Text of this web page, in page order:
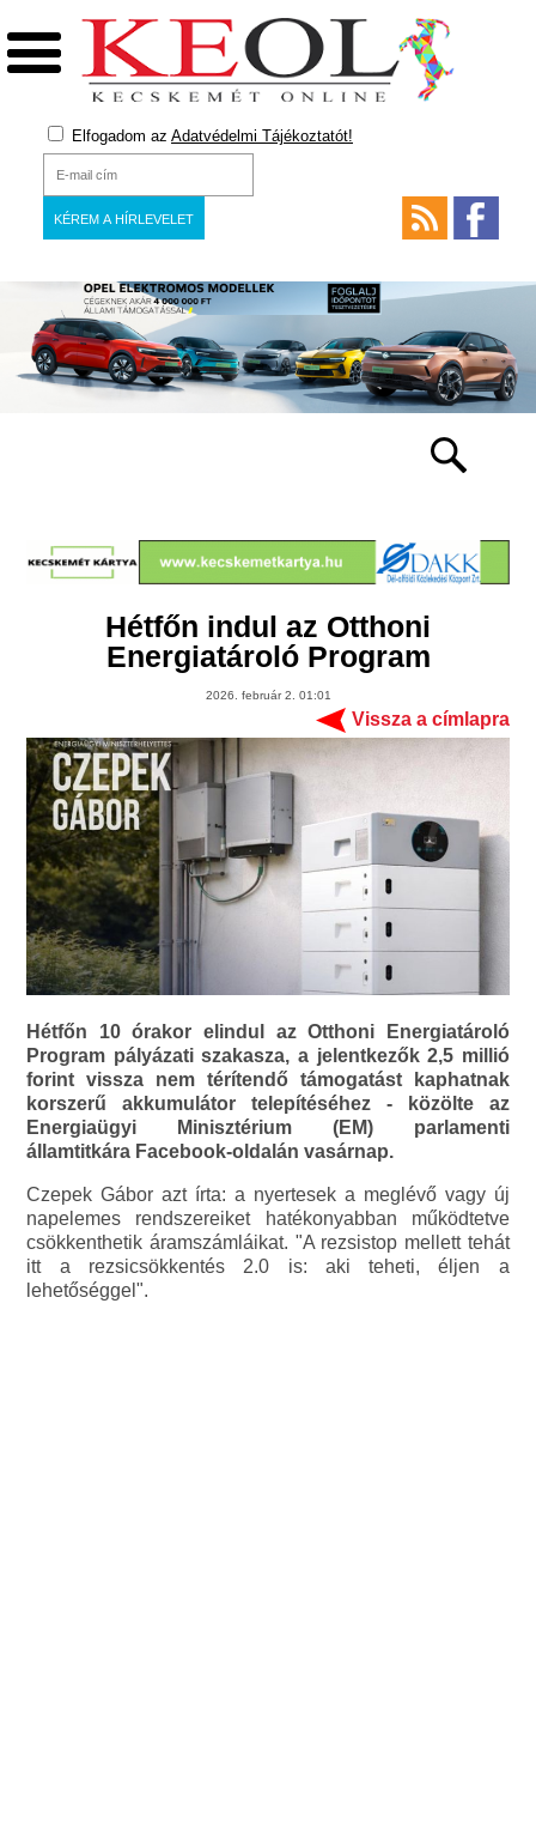
Elfogadom az Adatvédelmi Tájékoztatót!
Hétfőn indul az Otthoni
Energiatároló Program
2026. február 2. 01:01
Vissza a címlapra
Hétfőn 10 órakor elindul az Otthoni Energiatároló
Program pályázati szakasza, a jelentkezők 2,5 millió
forint vissza nem térítendő támogatást kaphatnak
korszerű akkumulátor telepítéséhez - közölte az
Energiaügyi Minisztérium (EM) parlamenti
államtitkára Facebook-oldalán vasárnap.
Czepek Gábor azt írta: a nyertesek a meglévő vagy új
napelemes rendszereiket hatékonyabban működtetve
csökkenthetik áramszámláikat. "A rezsistop mellett tehát
itt a rezsicsökkentés 2.0 is: aki teheti, éljen a
lehetőséggel".